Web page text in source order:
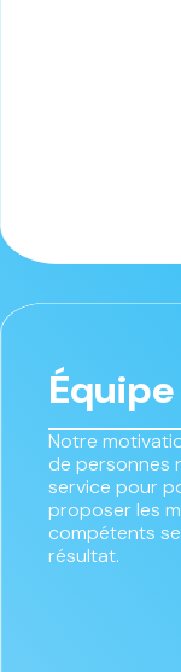
Notre
de personnes
service pour
proposer les
compétents
résultat.